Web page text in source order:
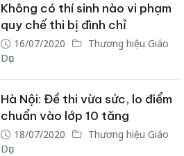
Không có thí sinh nào vi phạm
quy chế thi bị đình chỉ
16/07/2020
Thương hiệu Giáo
Dục
Hà Nội: Đề thi vừa sức, lo điểm
chuẩn vào lớp 10 tăng
18/07/2020
Thương hiệu Giáo
Dục